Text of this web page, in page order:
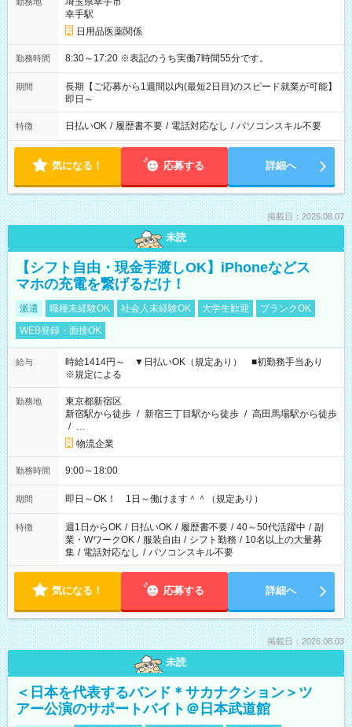
幸手駅
日用品医薬関係
勤務時間 8:30～17:20 ※表記のうち実働7時間55分です。
期間
長期【ご応募から1週間以内(最短2日目)のスピード就業が可能】
即日～
特徴 日払いOK / 履歴書不要 / 電話対応なし / パソコンスキル不要
気になる！ 応募する 詳細へ
掲載日：2026.08.07
未読
【シフト自由・現金手渡しOK】iPhoneなどス
マホの充電を繋げるだけ！
派遣 職種未経験OK 社会人未経験OK 大学生歓迎
ブランクOK
WEB登録・面接OK
給与
時給1414円～ ▼日払いOK（規定あり） ■初勤務手当あり
※規定による
勤務地
東京都新宿区
新宿駅から徒歩 / 新宿三丁目駅から徒歩 / 高田馬場駅から徒歩
/ …
物流企業
勤務時間 9:00～18:00
期間 即日～OK！ 1日～働けます＾＾（規定あり）
特徴 週1日からOK / 日払いOK / 履歴書不要 / 40～50代活躍中 / 副
業・WワークOK / 服装自由 / シフト勤務 / 10名以上の大量募
集 / 電話対応なし / パソコンスキル不要
気になる！ 応募する 詳細へ
掲載日：2026.08.03
未読
＜日本を代表するバンド＊サカナクション＞ツ
アー公演のサポートバイト＠日本武道館